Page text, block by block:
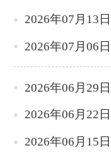
2026年07月13
2026年07月06
2026年06月29
2026年06月22
2026年06月15